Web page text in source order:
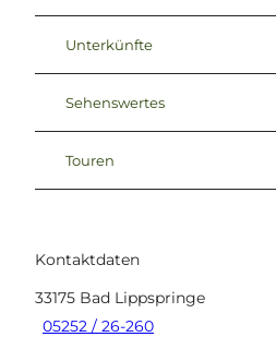
Unterkünfte
Sehenswertes
Touren
Kontaktdaten
33175 Bad Lippspringe
05252 / 26-260